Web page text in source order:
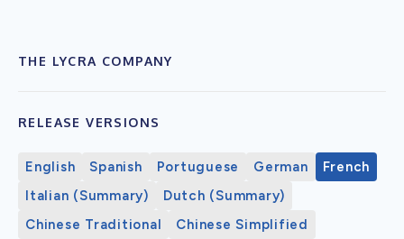
THE LYCRA COMPANY
RELEASE VERSIONS
English Spanish Portuguese German
French
Italian (Summary)
Dutch (Summary)
Chinese Traditional
Chinese Simplified